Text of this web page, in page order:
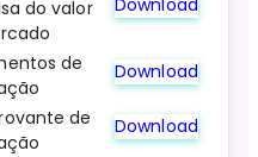
do valor
Download
de
Download
de
Download